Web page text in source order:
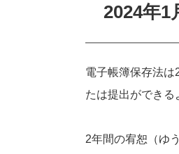
2024年1
電子帳簿保存法
たは提出ができる
2年間の宥恕（ゆ